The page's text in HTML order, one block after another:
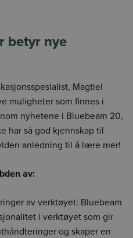
betyr nye
Magtiel
muligheter som finnes i
nyhetene i Bluebeam 20,
har så god kjennskap til
anledning til å lære mer!
av:
av verktøyet: Bluebeam
i verktøyet som gir
og skaper en